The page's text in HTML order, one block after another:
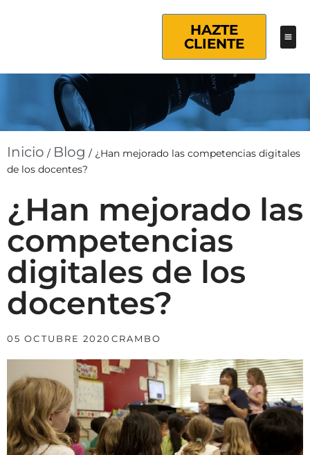
HAZTE
CLIENTE
Inicio / Blog / ¿Han mejorado las competencias digitales
de los docentes?
¿Han mejorado las
competencias
digitales de los
docentes?
05 OCTUBRE 2020 CRAMBO